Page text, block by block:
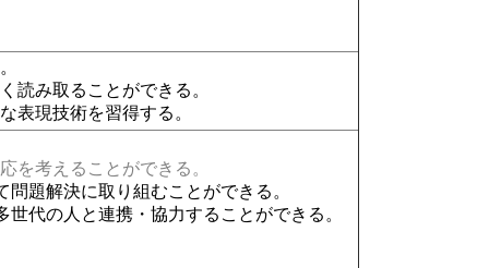
読み取ることができる。
表現技術を習得する。
を考えることができる。
題解決に取り組むことができる。
代の人と連携・協力することができる。